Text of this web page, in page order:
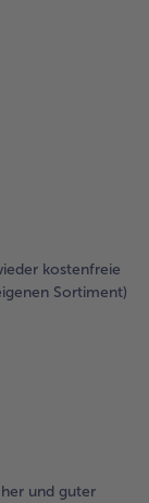
kostenfreie
Sortiment)
und guter